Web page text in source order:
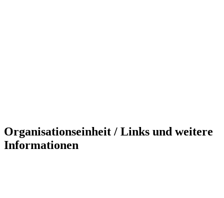
Organisationseinheit / Links und weitere
Informationen